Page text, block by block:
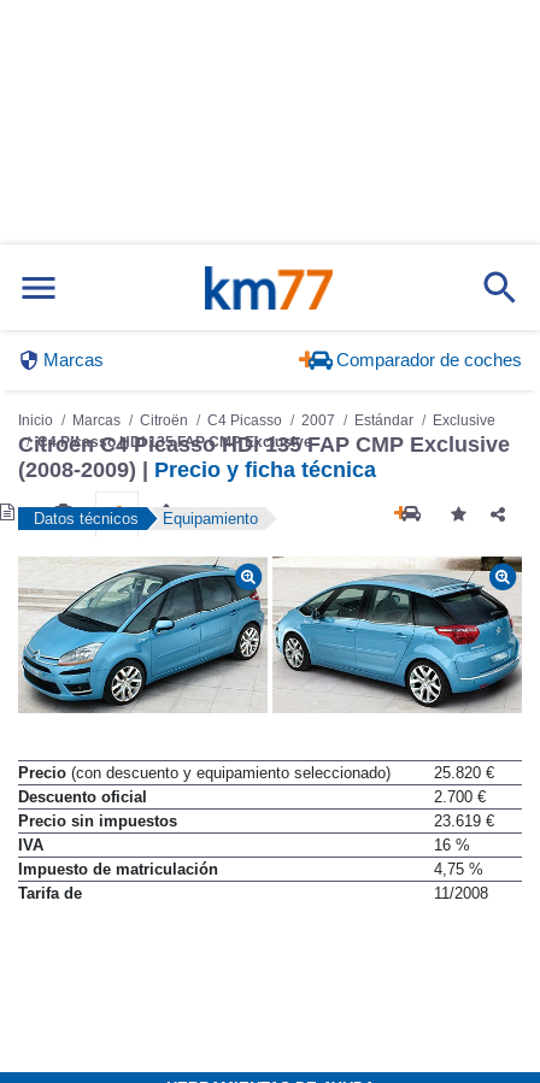
Marcas Comparador de coches
Inicio Marcas Citroën C4 Picasso 2007 Estándar
Exclusive
C4 Picasso HDi 135 FAP CMP Exclusive
Citroën C4 Picasso HDi 135 FAP CMP Exclusive
(2008-2009) | Precio y ficha técnica
Datos técnicos Equipamiento
Precio (con descuento y equipamiento seleccionado)
25.820 €
Descuento oficial
2.700 €
Precio sin impuestos
23.619 €
IVA
16 %
Impuesto de matriculación
4,75 %
Tarifa de
11/2008